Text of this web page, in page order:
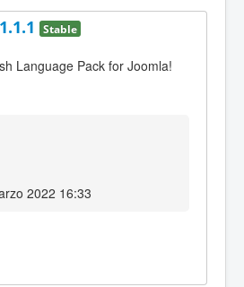
Stable
Language Pack for Joomla!
2022 16:33